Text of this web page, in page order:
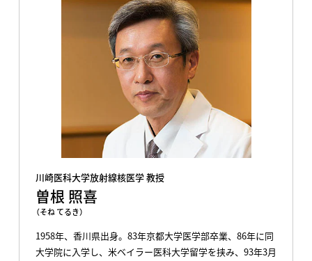
川崎医科大学放射線核医学 教授
曽根 照喜
（そね てるき）
1958年、香川県出身。83年京都大学医学部卒業、86年に同
大学院に入学し、米ベイラー医科大学留学を挟み、93年3月